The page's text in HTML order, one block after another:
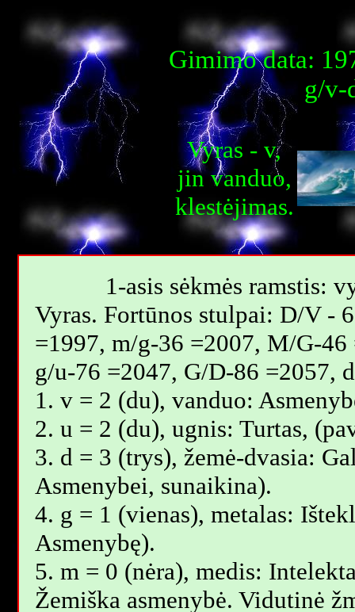
Gimimo data:
g/v-
Vyras - v,
jin vanduo,
klestėjimas.
1-asis sėkmės ramstis:
Vyras. Fortūnos stulpai: D/V -
=1997, m/g-36 =2007, M/G-
g/u-76 =2047, G/D-86 =2057,
1. v = 2 (du), vanduo:
2. u = 2 (du), ugnis: Turtas,
3. d = 3 (trys), žemė-dvasia:
Asmenybei, sunaikina).
4. g = 1 (vienas), metalas:
Asmenybę).
5. m = 0 (nėra), medis:
Žemiška asmenybė. Vidutinė